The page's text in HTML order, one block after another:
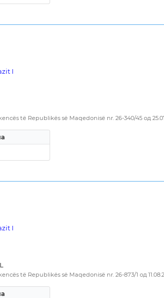
I
të Republikës së Maqedonisë nr. 26-340/45 од
I
të Republikës së Maqedonisë nr. 26-873/1 од